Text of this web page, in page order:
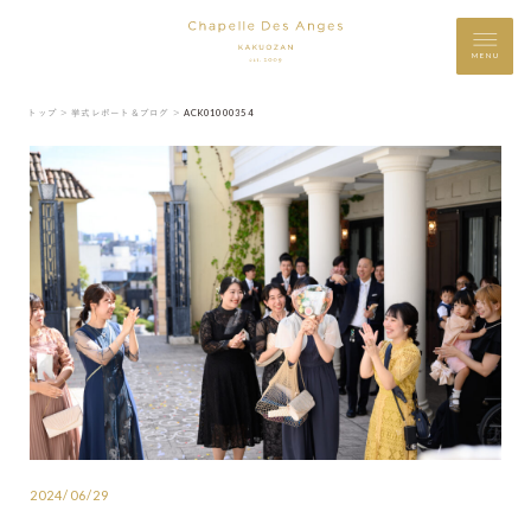
MENU
トップ ＞ 挙式レポート＆ブログ ＞ ACK01000354
2024/06/29